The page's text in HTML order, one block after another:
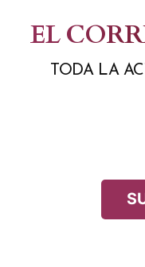
contenido
EL
TODA LA